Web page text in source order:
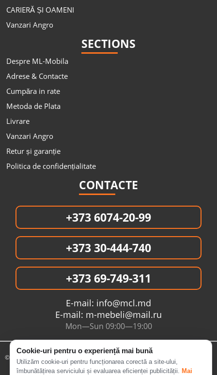
CARIERĂ ȘI OAMENI
Vanzari Angro
SECTIONS
Despre ML-Mobila
Adrese & Contacte
Cumpăra in rate
Metoda de Plata
Livrare
Vanzari Angro
Retur și garanție
Politica de confidențialitate
CONTACTE
+373 6074-20-99
+373 30-444-740
+373 69-749-311
E-mail: info@mcl.md
E-mail: m-mebeli@mail.ru
Mon—Sun 09:00—19:00
Cookie-uri pentru o experiență mai bună
Utilizăm cookie-uri pentru funcționarea corectă a site-ului,
îmbunătățirea serviciului și evaluarea eficienței publicității.
Mai
© 2005- 2026 Интернет магазин MCL.MD